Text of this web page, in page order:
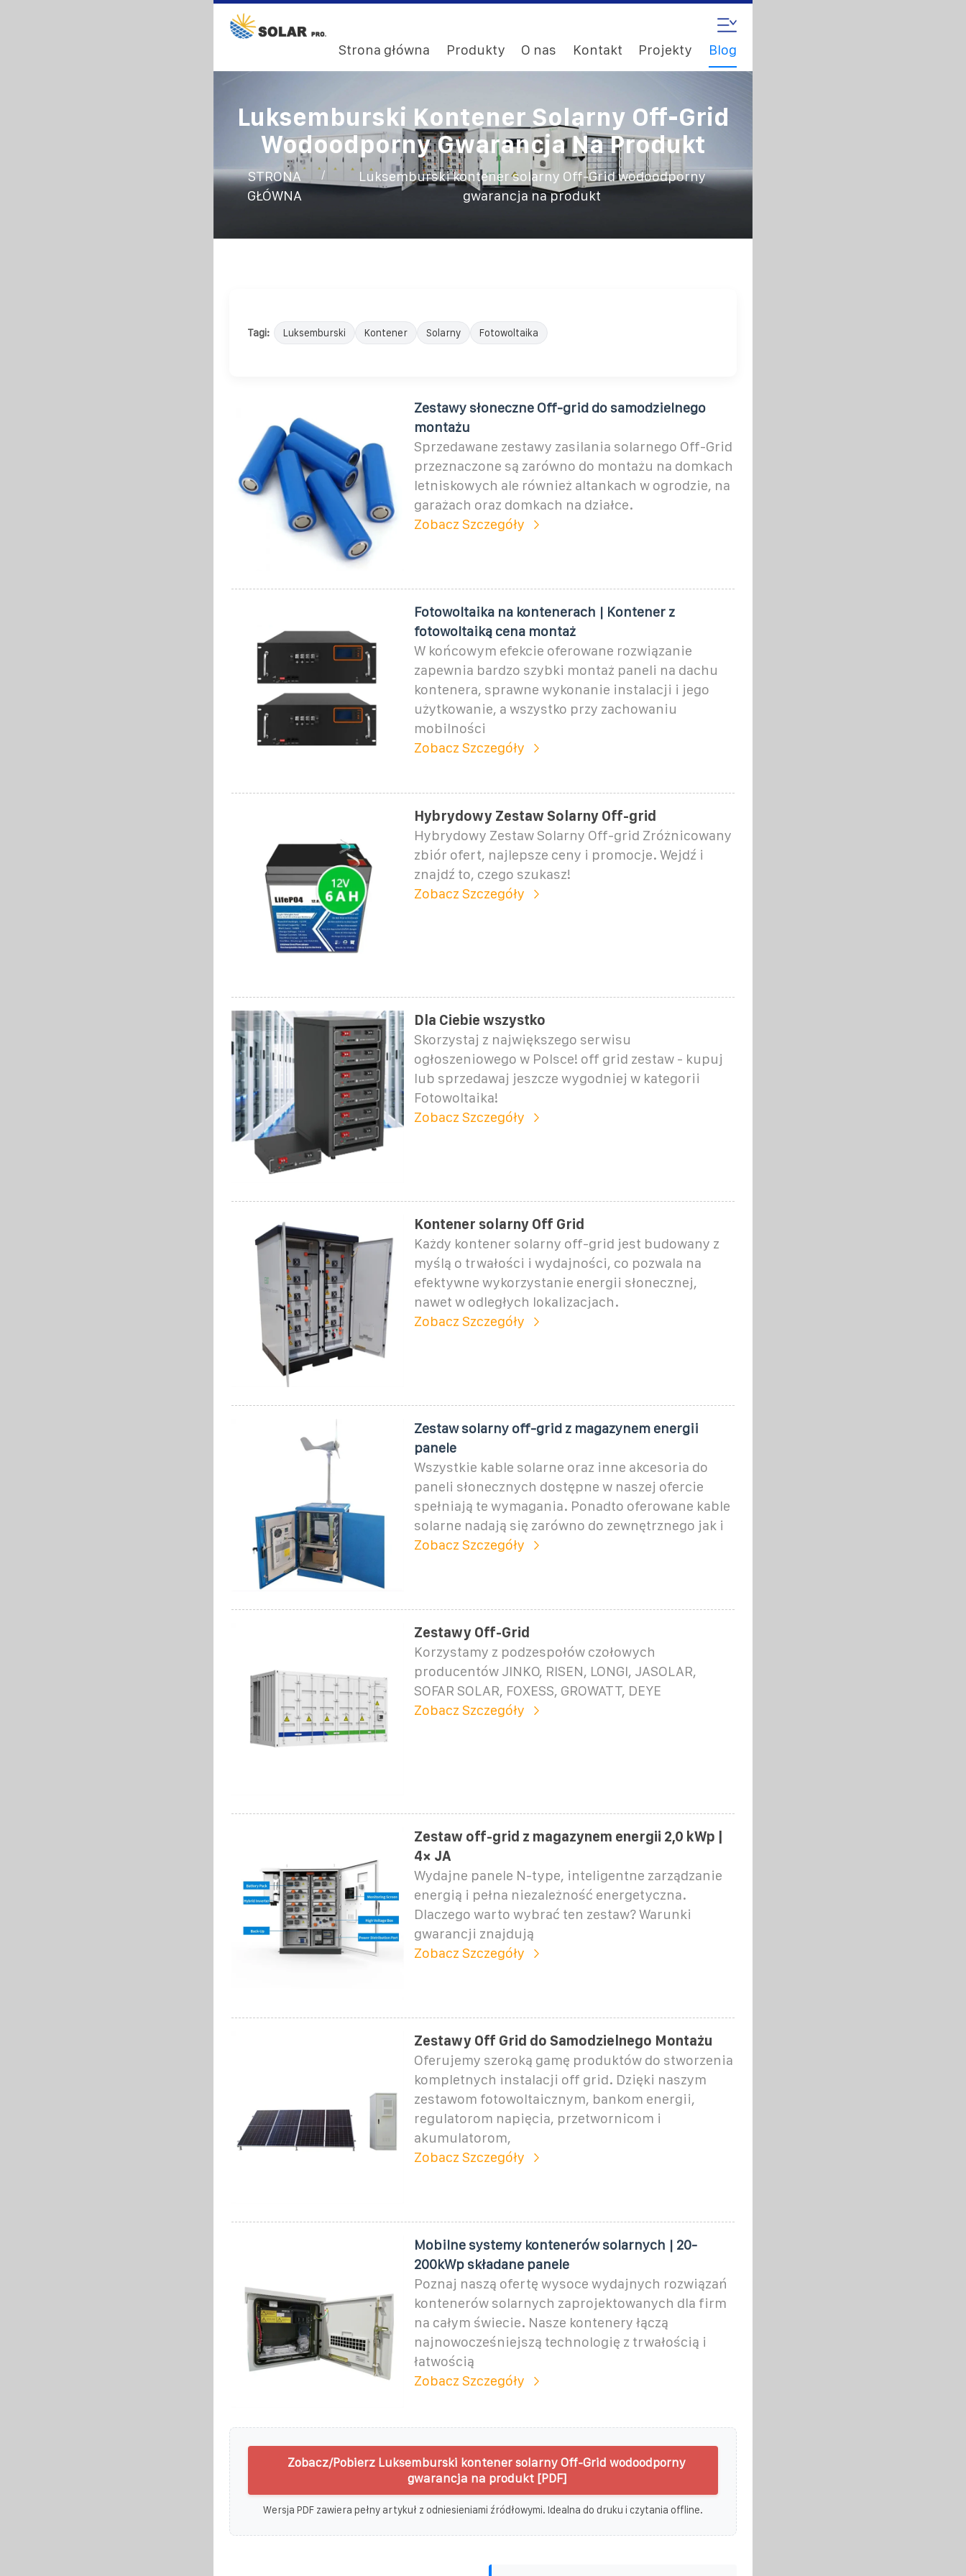
Strona główna Produkty O nas Kontakt Projekty Blog
Luksemburski Kontener Solarny Off-Grid
Wodoodporny Gwarancja Na Produkt
STRONA
GŁÓWNA
/
Luksemburski kontener solarny Off-Grid wodoodporny
gwarancja na produkt
Tagi: Luksemburski Kontener Solarny Fotowoltaika
Zestawy słoneczne Off-grid do samodzielnego
montażu
Sprzedawane zestawy zasilania solarnego Off-Grid
przeznaczone są zarówno do montażu na domkach
letniskowych ale również altankach w ogrodzie, na
garażach oraz domkach na działce.
Zobacz Szczegóły
Fotowoltaika na kontenerach | Kontener z
fotowoltaiką cena montaż
W końcowym efekcie oferowane rozwiązanie
zapewnia bardzo szybki montaż paneli na dachu
kontenera, sprawne wykonanie instalacji i jego
użytkowanie, a wszystko przy zachowaniu
mobilności
Zobacz Szczegóły
Hybrydowy Zestaw Solarny Off-grid
Hybrydowy Zestaw Solarny Off-grid Zróżnicowany
zbiór ofert, najlepsze ceny i promocje. Wejdź i
znajdź to, czego szukasz!
Zobacz Szczegóły
Dla Ciebie wszystko
Skorzystaj z największego serwisu
ogłoszeniowego w Polsce! off grid zestaw - kupuj
lub sprzedawaj jeszcze wygodniej w kategorii
Fotowoltaika!
Zobacz Szczegóły
Kontener solarny Off Grid
Każdy kontener solarny off-grid jest budowany z
myślą o trwałości i wydajności, co pozwala na
efektywne wykorzystanie energii słonecznej,
nawet w odległych lokalizacjach.
Zobacz Szczegóły
Zestaw solarny off-grid z magazynem energii
panele
Wszystkie kable solarne oraz inne akcesoria do
paneli słonecznych dostępne w naszej ofercie
spełniają te wymagania. Ponadto oferowane kable
solarne nadają się zarówno do zewnętrznego jak i
Zobacz Szczegóły
Zestawy Off-Grid
Korzystamy z podzespołów czołowych
producentów JINKO, RISEN, LONGI, JASOLAR,
SOFAR SOLAR, FOXESS, GROWATT, DEYE
Zobacz Szczegóły
Zestaw off-grid z magazynem energii 2,0 kWp |
4× JA
Wydajne panele N-type, inteligentne zarządzanie
energią i pełna niezależność energetyczna.
Dlaczego warto wybrać ten zestaw? Warunki
gwarancji znajdują
Zobacz Szczegóły
Zestawy Off Grid do Samodzielnego Montażu
Oferujemy szeroką gamę produktów do stworzenia
kompletnych instalacji off grid. Dzięki naszym
zestawom fotowoltaicznym, bankom energii,
regulatorom napięcia, przetwornicom i
akumulatorom,
Zobacz Szczegóły
Mobilne systemy kontenerów solarnych | 20-
200kWp składane panele
Poznaj naszą ofertę wysoce wydajnych rozwiązań
kontenerów solarnych zaprojektowanych dla firm
na całym świecie. Nasze kontenery łączą
najnowocześniejszą technologię z trwałością i
łatwością
Zobacz Szczegóły
Zobacz/Pobierz Luksemburski kontener solarny Off-Grid wodoodporny
gwarancja na produkt [PDF]
Wersja PDF zawiera pełny artykuł z odniesieniami źródłowymi. Idealna do druku i czytania offline.